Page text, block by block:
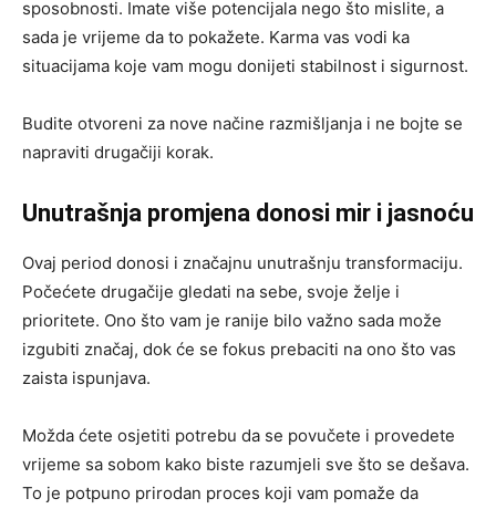
sposobnosti. Imate više potencijala nego što mislite, a
sada je vrijeme da to pokažete. Karma vas vodi ka
situacijama koje vam mogu donijeti stabilnost i sigurnost.
Budite otvoreni za nove načine razmišljanja i ne bojte se
napraviti drugačiji korak.
Unutrašnja promjena donosi mir i jasnoću
Ovaj period donosi i značajnu unutrašnju transformaciju.
Počećete drugačije gledati na sebe, svoje želje i
prioritete. Ono što vam je ranije bilo važno sada može
izgubiti značaj, dok će se fokus prebaciti na ono što vas
zaista ispunjava.
Možda ćete osjetiti potrebu da se povučete i provedete
vrijeme sa sobom kako biste razumjeli sve što se dešava.
To je potpuno prirodan proces koji vam pomaže da